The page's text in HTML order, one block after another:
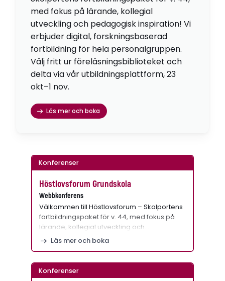
med fokus på lärande, kollegial
utveckling och pedagogisk inspiration! Vi
erbjuder digital, forskningsbaserad
fortbildning för hela personalgruppen.
Välj fritt ur föreläsningsbiblioteket och
delta via vår utbildningsplattform, 23
okt–1 nov.
Läs mer och boka
Konferenser
Höstlovsforum Grundskola
Webbkonferens
Välkommen till Höstlovsforum – Skolportens
fortbildningspaket för v. 44, med fokus på
lärande, kollegial utveckling och…
Läs mer och boka
Konferenser